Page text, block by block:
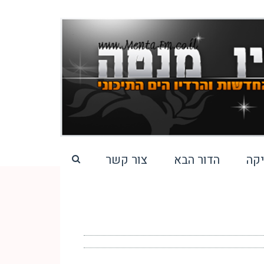
הדור הבא צור קשר